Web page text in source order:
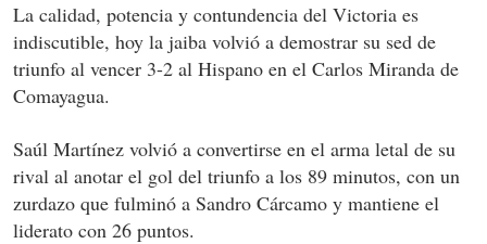
La calidad, potencia y contundencia del Victoria es
indiscutible, hoy la jaiba volvió a demostrar su sed de
triunfo al vencer 3-2 al Hispano en el Carlos Miranda de
Comayagua.
Saúl Martínez volvió a convertirse en el arma letal de su
rival al anotar el gol del triunfo a los 89 minutos, con un
zurdazo que fulminó a Sandro Cárcamo y mantiene el
liderato con 26 puntos.